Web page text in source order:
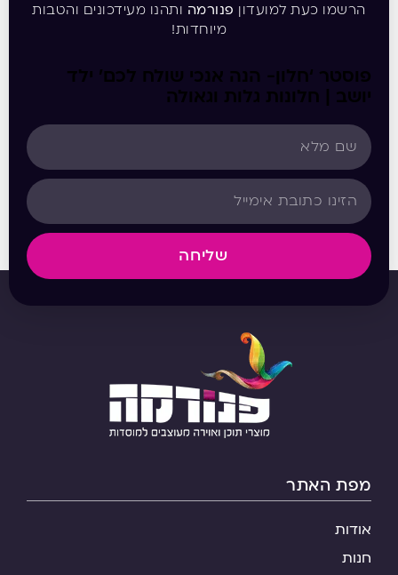
הרשמו כעת למועדון פנורמה ותהנו מעידכונים והטבות
מיוחדות!
פוסטר ‘חלון- הנה אנכי שולח לכם’ ילד
יושב | חלונות גלות וגאולה
שליחה
מפת האתר
אודות
חנות